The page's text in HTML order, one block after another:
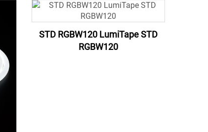
STD RGBW120 LumiTape STD
RGBW120